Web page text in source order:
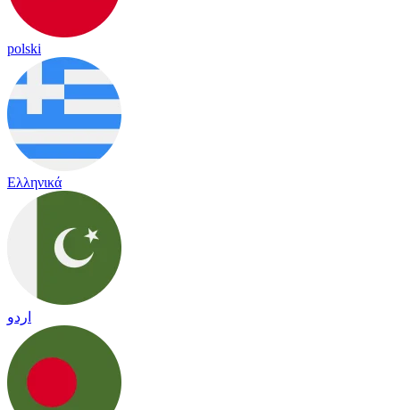
polski
Ελληνικά
اردو